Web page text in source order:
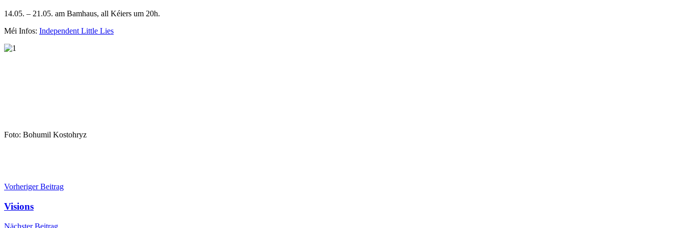
14.05. – 21.05. am Bamhaus, all Kéiers um 20h.
Méi Infos: Independent Little Lies
Foto: Bohumil Kostohryz
Beitragsnavigation
Vorheriger Beitrag
Visions
Nächster Beitrag